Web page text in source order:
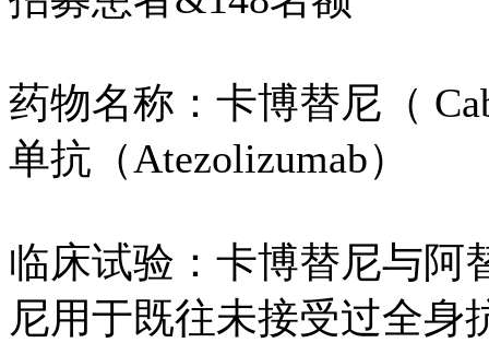
药物名称：卡博替尼（
单抗（Atezolizumab）
临床试验：卡博替尼与阿
尼用于既往未接受过全身